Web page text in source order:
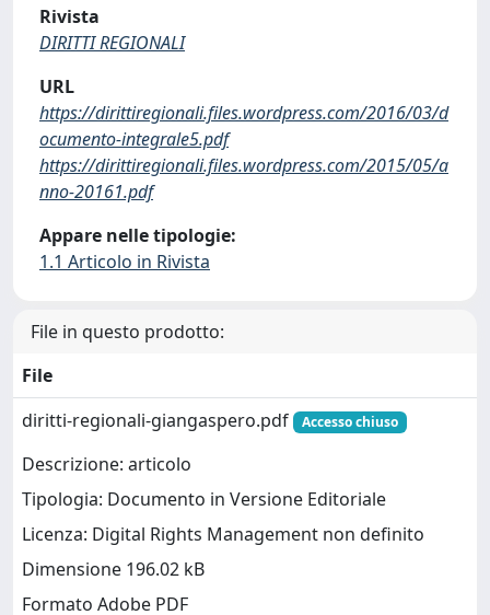
Rivista
DIRITTI REGIONALI
URL
https://dirittiregionali.files.wordpress.com/2016/03/d
ocumento-integrale5.pdf
https://dirittiregionali.files.wordpress.com/2015/05/a
nno-20161.pdf
Appare nelle tipologie:
1.1 Articolo in Rivista
File in questo prodotto:
File
diritti-regionali-giangaspero.pdf
Accesso chiuso
Descrizione: articolo
Tipologia: Documento in Versione Editoriale
Licenza: Digital Rights Management non definito
Dimensione 196.02 kB
Formato Adobe PDF